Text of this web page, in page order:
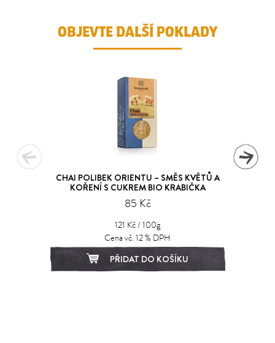
OBJEVTE DALŠÍ POKLADY
CHAI POLIBEK ORIENTU – SMĚS KVĚTŮ A
KOŘENÍ S CUKREM BIO KRABIČKA
85 Kč
121 Kč / 100g
Cena vč. 12 % DPH
PŘIDAT DO KOŠÍKU